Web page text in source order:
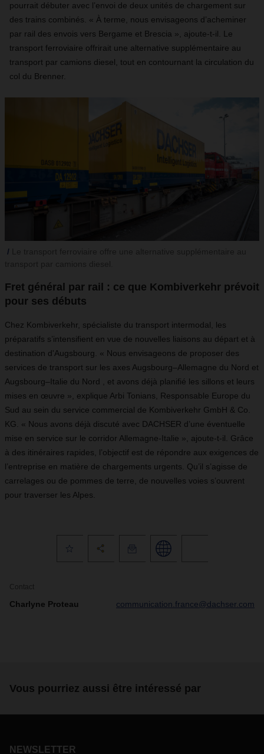
pourrait débuter avec l’envoi de deux unités de chargement sur
des trains combinés. « À terme, nous envisageons d’acheminer
par rail des envois vers Bergame et Brescia », ajoute-t-il. Le
transport ferroviaire offrirait une alternative supplémentaire au
transport par camions diesel, tout en contournant la circulation du
col du Brenner.
Fret général par rail : ce que Kombiverkehr prévoit
pour ses débuts
Chez Kombiverkehr, spécialiste du transport intermodal, les
préparatifs s’intensifient en vue de nouvelles liaisons au départ et à
destination d'Augsbourg. « Nous envisageons de proposer des
services de transport sur les axes Augsbourg–Allemagne du Nord et
Augsbourg–Italie du Nord , et avons déjà planifié les sillons et leurs
mises en œuvre », explique Arbi Tonians, Responsable Europe du
Sud au sein du service commercial de Kombiverkehr GmbH & Co.
KG. « Nous avons déjà discuté avec DACHSER d’une éventuelle
mise en service sur le corridor Allemagne-Italie », ajoute-t-il. Grâce
à des itinéraires rapides, l’objectif est de répondre aux exigences de
l’entreprise en matière de chargements urgents. Qu’il s’agisse de
carrelages ou de pommes de terre, de nouvelles voies s’ouvrent
pour traverser les Alpes.
Contact
Charlyne Proteau communication.france@dachser.com
Vous pourriez aussi être intéressé par
NEWSLETTER